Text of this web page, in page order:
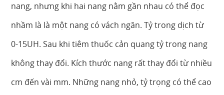
nang, nhưng khi hai nang nằm gần nhau có thể đọc
nhầm là là một nang có vách ngăn. Tỷ trong dịch từ
0-15UH. Sau khi tiêm thuốc cản quang tỷ trong nang
không thay đổi. Kích thước nang rất thay đổi từ nhiều
cm đến vài mm. Những nang nhỏ, tỷ trọng có thể cao